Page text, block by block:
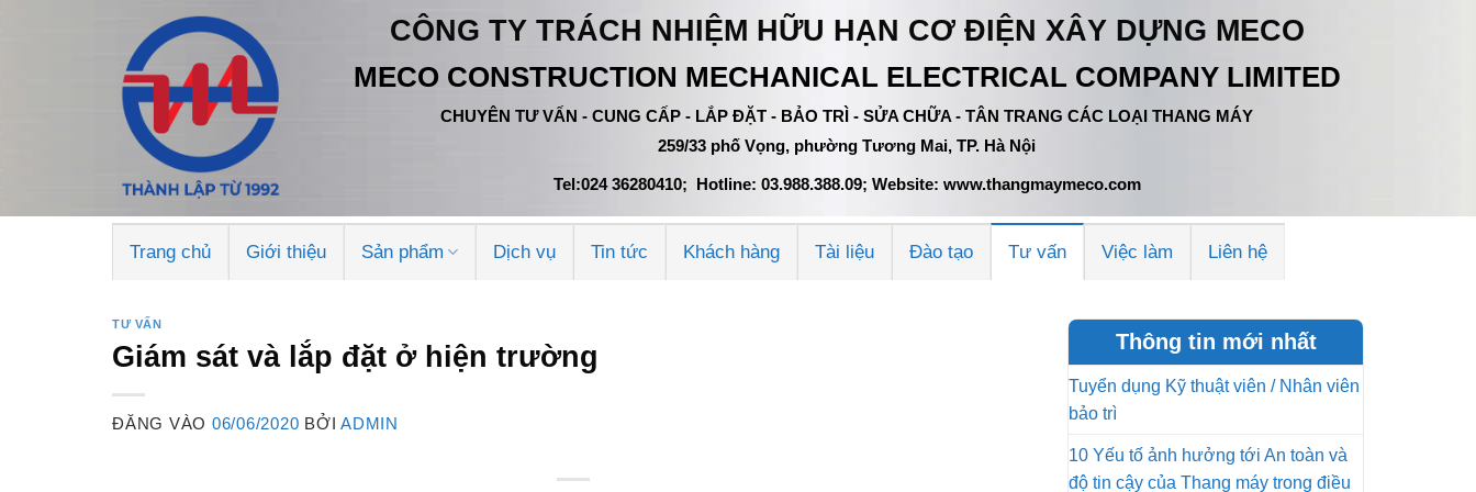
CÔNG TY TRÁCH NHIỆM HỮU HẠN CƠ ĐIỆN XÂY DỰNG MECO
MECO CONSTRUCTION MECHANICAL ELECTRICAL COMPANY LIMITED
CHUYÊN TƯ VẤN - CUNG CẤP - LẮP ĐẶT - BẢO TRÌ - SỬA CHỮA - TÂN TRANG CÁC LOẠI THANG MÁY
259/33 phố Vọng, phường Tương Mai, TP. Hà Nội
Tel:024 36280410; Hotline: 03.988.388.09; Website: www.thangmaymeco.com
Trang chủ Giới thiệu Sản phẩm Dịch vụ Tin tức Khách hàng Tài liệu Đào tạo Tư vấn Việc làm Liên hệ
TƯ VẤN
Giám sát và lắp đặt ở hiện trường
ĐĂNG VÀO 06/06/2020 BỞI ADMIN
Thông tin mới nhất
Tuyển dụng Kỹ thuật viên / Nhân viên
bảo trì
10 Yếu tố ảnh hưởng tới An toàn và
độ tin cậy của Thang máy trong điều